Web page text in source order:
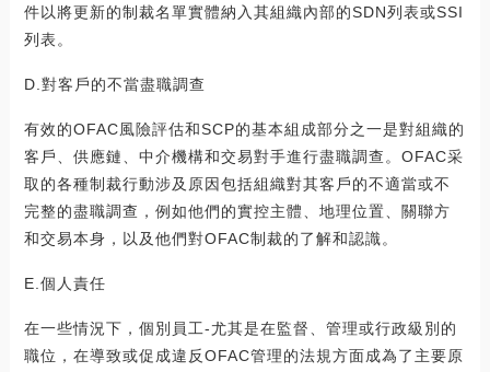
件以將更新的制裁名單實體納入其組織內部的SDN列表或SSI
列表。
D.對客戶的不當盡職調查
有效的OFAC風險評估和SCP的基本組成部分之一是對組織的
客戶、供應鏈、中介機構和交易對手進行盡職調查。OFAC采
取的各種制裁行動涉及原因包括組織對其客戶的不適當或不
完整的盡職調查，例如他們的實控主體、地理位置、關聯方
和交易本身，以及他們對OFAC制裁的了解和認識。
E.個人責任
在一些情況下，個別員工-尤其是在監督、管理或行政級別的
職位，在導致或促成違反OFAC管理的法規方面成為了主要原